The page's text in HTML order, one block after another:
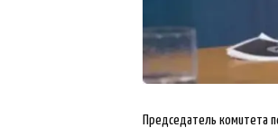
Председатель комитета